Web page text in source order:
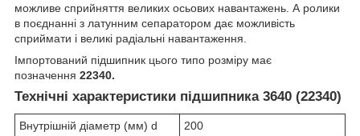
можливе сприйняття великих осьових навантажень. А ролики
в поєднанні з латунним сепаратором дає можливість
сприймати і великі радіальні навантаження.
Імпортований підшипник цього типо розміру має
позначення 22340.
Технічні характеристики підшипника 3640 (22340)
Внутрішній діаметр (мм) d
200